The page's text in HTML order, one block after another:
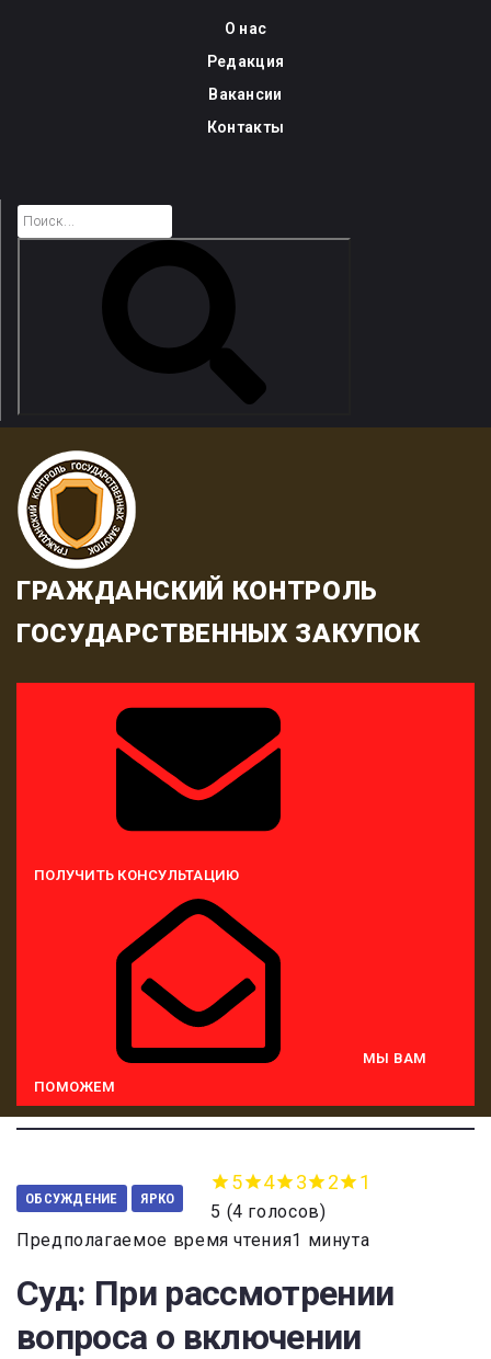
О нас
Редакция
Вакансии
Контакты
ГРАЖДАНСКИЙ КОНТРОЛЬ
ГОСУДАРСТВЕННЫХ ЗАКУПОК
ПОЛУЧИТЬ КОНСУЛЬТАЦИЮ
МЫ ВАМ
ПОМОЖЕМ
ОБСУЖДЕНИЕ ЯРКО
5 4 3 2 1
5 (4 голосов)
Предполагаемое время чтения1 минута
Суд: При рассмотрении
вопроса о включении